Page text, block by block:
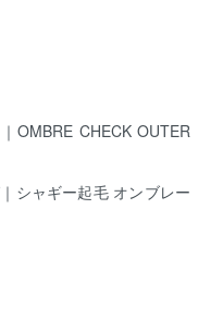
OMBRE CHECK OUTER
シャギー起毛 オンブレー